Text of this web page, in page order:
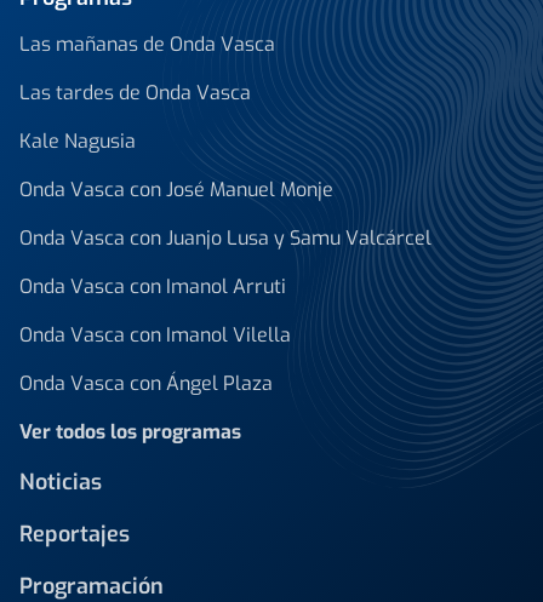
Las mañanas de Onda Vasca
Las tardes de Onda Vasca
Kale Nagusia
Onda Vasca con José Manuel Monje
Onda Vasca con Juanjo Lusa y Samu Valcárcel
Onda Vasca con Imanol Arruti
Onda Vasca con Imanol Vilella
Onda Vasca con Ángel Plaza
Ver todos los programas
Noticias
Reportajes
Programación